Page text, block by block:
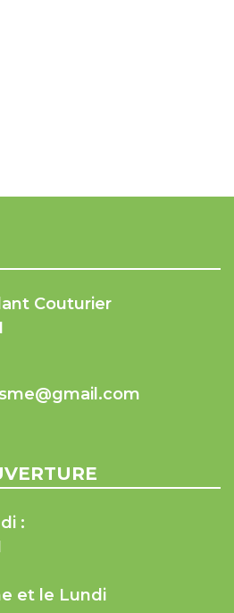
Couturier
:
et le Lundi